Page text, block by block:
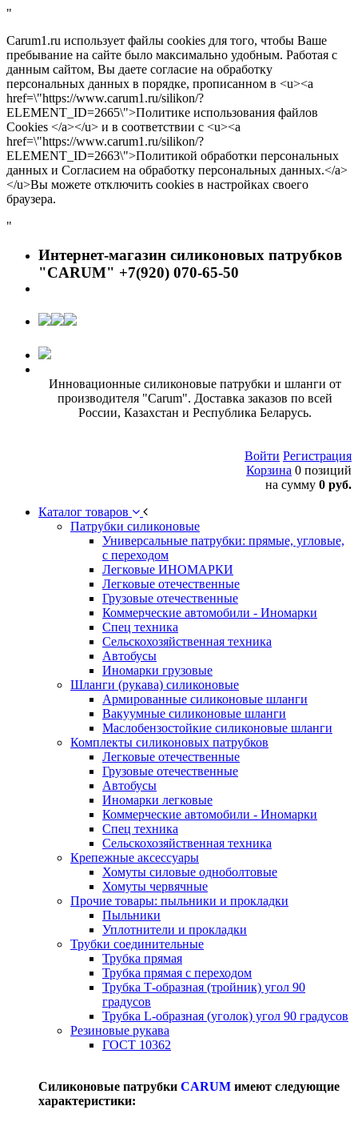
"
Carum1.ru использует файлы cookies для того, чтобы Ваше
пребывание на сайте было максимально удобным. Работая с
данным сайтом, Вы даете согласие на обработку
персональных данных в порядке, прописанном в <u><a
href=\"https://www.carum1.ru/silikon/?
ELEMENT_ID=2665\">Политике использования файлов
Cookies </a></u> и в соответствии с <u><a
href=\"https://www.carum1.ru/silikon/?
ELEMENT_ID=2663\">Политикой обработки персональных
данных и Согласием на обработку персональных данных.</a>
</u>Вы можете отключить cookies в настройках своего
браузера.
"
Интернет-магазин силиконовых патрубков
"CARUM" +7(920) 070-65-50
Инновационные силиконовые патрубки и шланги от
производителя "Carum". Доставка заказов по всей
России, Казахстан и Республика Беларусь.
Войти Регистрация
Корзина 0 позиций
на сумму 0 руб.
Каталог товаров
Патрубки силиконовые
Универсальные патрубки: прямые, угловые,
с переходом
Легковые ИНОМАРКИ
Легковые отечественные
Грузовые отечественные
Коммерческие автомобили - Иномарки
Спец техника
Сельскохозяйственная техника
Автобусы
Иномарки грузовые
Шланги (рукава) силиконовые
Армированные силиконовые шланги
Вакуумные силиконовые шланги
Маслобензостойкие силиконовые шланги
Комплекты силиконовых патрубков
Легковые отечественные
Грузовые отечественные
Автобусы
Иномарки легковые
Коммерческие автомобили - Иномарки
Спец техника
Сельскохозяйственная техника
Крепежные аксессуары
Хомуты силовые одноболтовые
Хомуты червячные
Прочие товары: пыльники и прокладки
Пыльники
Уплотнители и прокладки
Трубки соединительные
Трубка прямая
Трубка прямая с переходом
Трубка Т-образная (тройник) угол 90
градусов
Трубка L-образная (уголок) угол 90 градусов
Резиновые рукава
ГОСТ 10362
Силиконовые патрубки CARUM имеют следующие
характеристики: